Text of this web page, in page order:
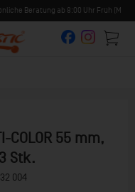
Uhr Früh (Mo-Fr)
COLOR 55 mm,
Stk.
004